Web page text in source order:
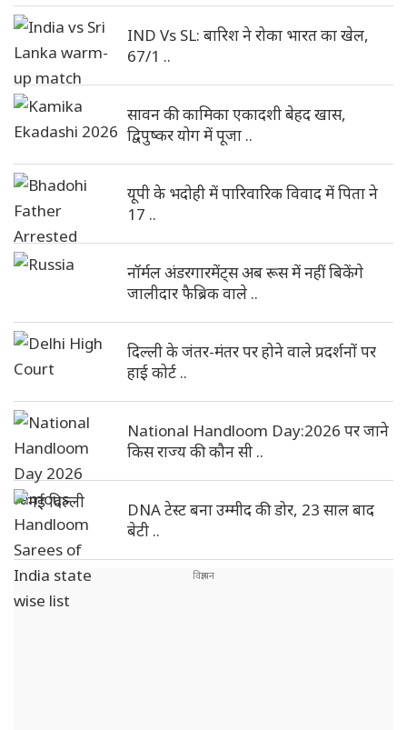
IND Vs SL: बारिश ने रोका भारत का खेल,
67/1 ..
सावन की कामिका एकादशी बेहद खास,
द्विपुष्कर योग में पूजा ..
यूपी के भदोही में पारिवारिक विवाद में पिता ने
17 ..
नॉर्मल अंडरगारमेंट्स अब रूस में नहीं बिकेंगे
जालीदार फैब्रिक वाले ..
दिल्ली के जंतर-मंतर पर होने वाले प्रदर्शनों पर
हाई कोर्ट ..
National Handloom Day:2026 पर जाने
किस राज्य की कौन सी ..
DNA टेस्ट बना उम्मीद की डोर, 23 साल बाद
बेटी ..